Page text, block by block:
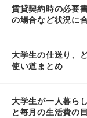
賃貸契約時の必要
の場合など状況に
大学生の仕送り、
使い道まとめ
大学生が一人暮ら
と毎月の生活費の